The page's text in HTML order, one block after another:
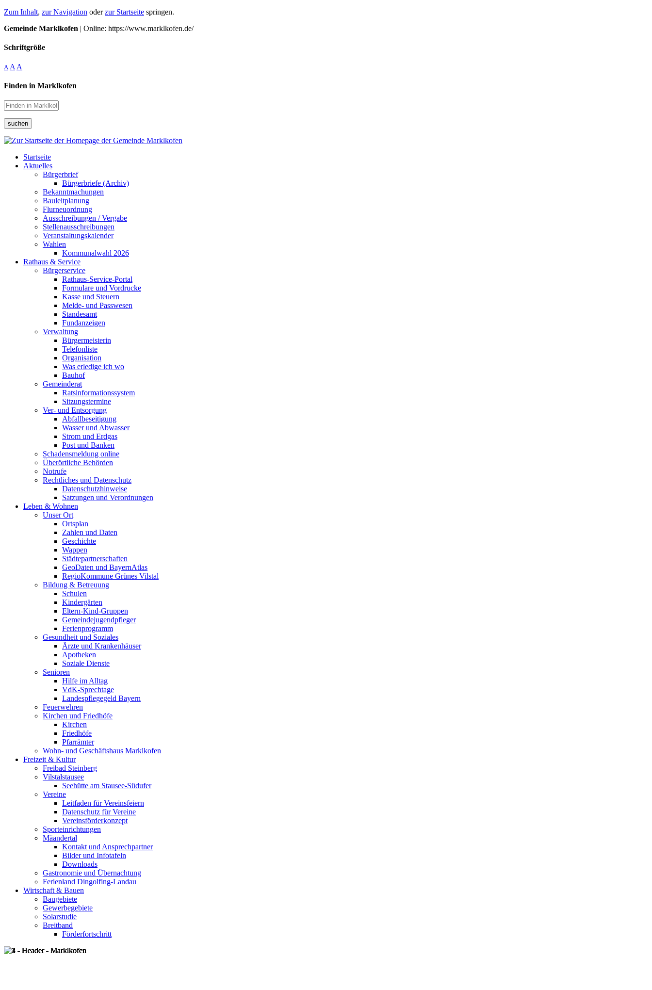
Zum Inhalt, zur Navigation oderzur Startseite springen.
Gemeinde Marklkofen | Online: https://www.marklkofen.de/
Schriftgröße
A A A
Finden in Marklkofen
suchen
Startseite
Aktuelles
Bürgerbrief
Bürgerbriefe (Archiv)
Bekanntmachungen
Bauleitplanung
Flurneuordnung
Ausschreibungen / Vergabe
Stellenausschreibungen
Veranstaltungskalender
Wahlen
Kommunalwahl 2026
Rathaus & Service
Bürgerservice
Rathaus-Service-Portal
Formulare und Vordrucke
Kasse und Steuern
Melde- und Passwesen
Standesamt
Fundanzeigen
Verwaltung
Bürgermeisterin
Telefonliste
Organisation
Was erledige ich wo
Bauhof
Gemeinderat
Ratsinformationssystem
Sitzungstermine
Ver- und Entsorgung
Abfallbeseitigung
Wasser und Abwasser
Strom und Erdgas
Post und Banken
Schadensmeldung online
Überörtliche Behörden
Notrufe
Rechtliches und Datenschutz
Datenschutzhinweise
Satzungen und Verordnungen
Leben & Wohnen
Unser Ort
Ortsplan
Zahlen und Daten
Geschichte
Wappen
Städtepartnerschaften
GeoDaten und BayernAtlas
RegioKommune Grünes Vilstal
Bildung & Betreuung
Schulen
Kindergärten
Eltern-Kind-Gruppen
Gemeindejugendpfleger
Ferienprogramm
Gesundheit und Soziales
Ärzte und Krankenhäuser
Apotheken
Soziale Dienste
Senioren
Hilfe im Alltag
VdK-Sprechtage
Landespflegegeld Bayern
Feuerwehren
Kirchen und Friedhöfe
Kirchen
Friedhöfe
Pfarrämter
Wohn- und Geschäftshaus Marklkofen
Freizeit & Kultur
Freibad Steinberg
Vilstalstausee
Seehütte am Stausee-Südufer
Vereine
Leitfaden für Vereinsfeiern
Datenschutz für Vereine
Vereinsförderkonzept
Sporteinrichtungen
Mäandertal
Kontakt und Ansprechpartner
Bilder und Infotafeln
Downloads
Gastronomie und Übernachtung
Ferienland Dingolfing-Landau
Wirtschaft & Bauen
Baugebiete
Gewerbegebiete
Solarstudie
Breitband
Förderfortschritt